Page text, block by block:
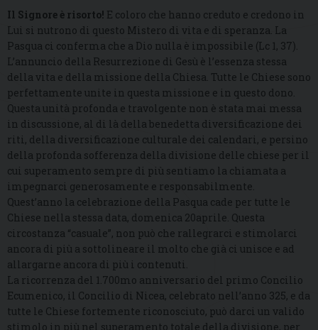
Il Signore è risorto! E coloro che hanno creduto e credono in
Lui si nutrono di questo Mistero di vita e di speranza. La
Pasqua ci conferma che a Dio nulla è impossibile (Lc 1, 37).
L’annuncio della Resurrezione di Gesù è l’essenza stessa
della vita e della missione della Chiesa. Tutte le Chiese sono
perfettamente unite in questa missione e in questo dono.
Questa unità profonda e travolgente non è stata mai messa
in discussione, al di là della benedetta diversificazione dei
riti, della diversificazione culturale dei calendari, e persino
della profonda sofferenza della divisione delle chiese per il
cui superamento sempre di più sentiamo la chiamata a
impegnarci generosamente e responsabilmente.
Quest’anno la celebrazione della Pasqua cade per tutte le
Chiese nella stessa data, domenica 20aprile. Questa
circostanza “casuale”, non può che rallegrarci e stimolarci
ancora di più a sottolineare il molto che già ci unisce e ad
allargarne ancora di più i contenuti.
La ricorrenza del 1.700mo anniversario del primo Concilio
Ecumenico, il Concilio di Nicea, celebrato nell’anno 325, e da
tutte le Chiese fortemente riconosciuto, può darci un valido
stimolo in più nel superamento totale della divisione, per